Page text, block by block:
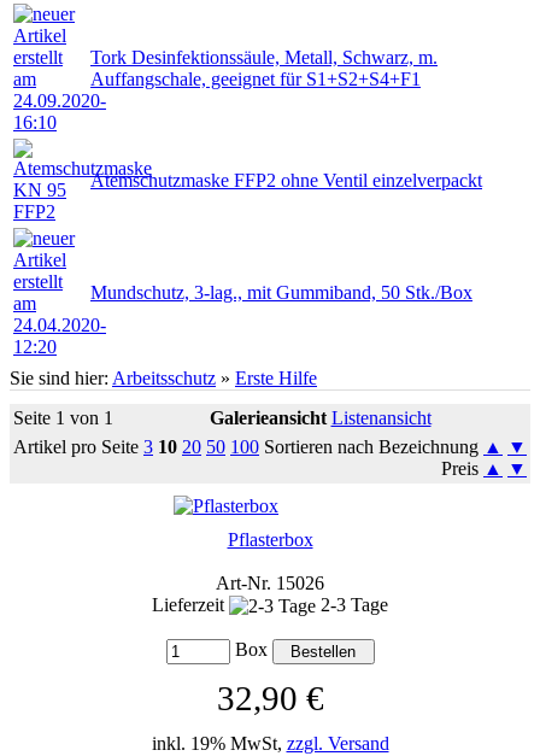
Tork Desinfektionssäule, Metall, Schwarz, m.
Auffangschale, geeignet für S1+S2+S4+F1
Atemschutzmaske FFP2 ohne Ventil einzelverpackt
Mundschutz, 3-lag., mit Gummiband, 50 Stk./Box
Sie sind hier: Arbeitsschutz » Erste Hilfe
Seite 1 von 1
Galerieansicht Listenansicht
Artikel pro Seite 3 10 20 50 100 Sortieren nach Bezeichnung ▲
▼
Preis ▲ ▼
Pflasterbox
Art-Nr. 15026
Lieferzeit
2-3 Tage
Box
32,90 €
inkl. 19% MwSt, zzgl. Versand